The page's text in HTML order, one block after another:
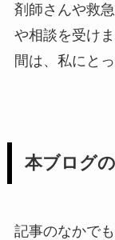
剤師さんや救
や相談を受け
間は、私にと
本ブログ
記事のなかで